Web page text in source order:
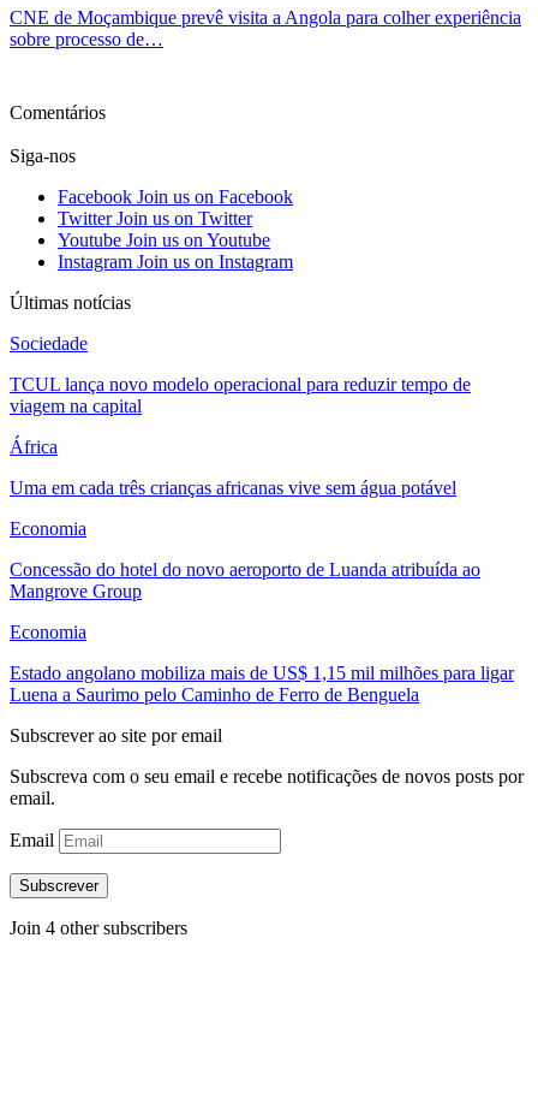
CNE de Moçambique prevê visita a Angola para colher experiência
sobre processo de…
Comentários
Siga-nos
Facebook Join us on Facebook
Twitter Join us on Twitter
Youtube Join us on Youtube
Instagram Join us on Instagram
Últimas notícias
Sociedade
TCUL lança novo modelo operacional para reduzir tempo de
viagem na capital
África
Uma em cada três crianças africanas vive sem água potável
Economia
Concessão do hotel do novo aeroporto de Luanda atribuída ao
Mangrove Group
Economia
Estado angolano mobiliza mais de US$ 1,15 mil milhões para ligar
Luena a Saurimo pelo Caminho de Ferro de Benguela
Subscrever ao site por email
Subscreva com o seu email e recebe notificações de novos posts por
email.
Email
Subscrever
Join 4 other subscribers